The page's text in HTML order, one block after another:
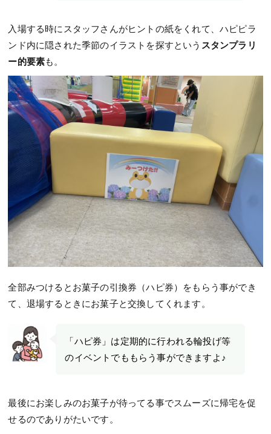
入場する時にスタッフさんがヒントの紙をくれて、ハピピラ
ンド内に隠された季節のイラストを探すという スタンプラリ
ー的要素も。
全部みつけるとお菓子の引換券（ハピ券）をもらう事ができ
て、退場するときにお菓子と交換してくれます。
「ハピ券」は定期的に行われる輪投げ等
のイベントでももらう事ができますよ♪
最後にお楽しみのお菓子が待ってる事でスムーズに帰宅を促
せるのでありがたいです。